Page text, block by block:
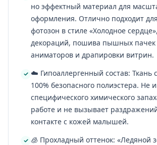
но эффектный материал для
оформления. Отлично подходит
фотозон в стиле «Холодное
декораций, пошива пышных пачек
аниматоров и драпировки витрин.
☁️ Гипоаллергенный состав: Ткань
100% безопасного полиэстера. Не
специфического химического
работе и не вызывает
контакте с кожей малышей.
🧊 Прохладный оттенок: «Ледяной